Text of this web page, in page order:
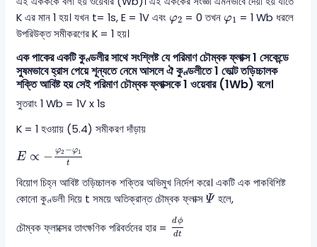
K এর মান 1 হয়। যখন t= 1s, E = 1V এবং φ2
φ2 = 0 তখন φ1
φ1 = 1 Wb ধরলে
উপরিউক্ত সমীকরণের K = 1 হয়।
এক পাকের একটি কুণ্ডলীর সাথে সংশ্লিষ্ট যে পরিমাণ চৌম্বক ফ্লাক্স 1 সেকেন্ডে
সুষমভাবে হ্রাস পেয়ে শূন্যতে নেমে আসলে ঐ কুণ্ডলীতে 1 ভোল্ট তড়িচ্চালক
শক্তি আবিষ্ট হয় সেই পরিমাণ চৌম্বক ফ্লাক্সকে 1 ওয়েবার (1Wb) বলে।
সুতরাং 1 Wb = 1V x 1s
K = 1 হওয়ায় (5.4) সমীকরণ দাঁড়ায়
E ∝ − φ2 −φ1
t
E∝ 2-φ1t
বিয়োগ চিহ্ন আবিষ্ট তড়িচ্চালক শক্তির অভিমুখ নির্দেশ করে। একটি এক পাকবিশিষ্ট
কোনো কুণ্ডলী দিয়ে t সময়ে অতিক্রান্ত চৌম্বক ফ্লাক্সΨ
Ψহলে,
চৌম্বক ফ্লাক্সের তাৎক্ষণিক পরিবর্তনের হার = dϕ
dt
dϕ